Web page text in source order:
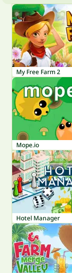
My Free Farm 2
Mope.io
Hotel Manager